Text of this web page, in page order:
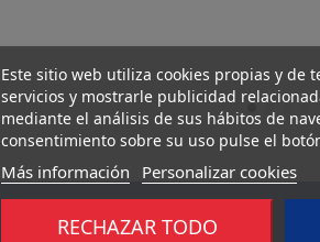
Este sitio web utiliza cookies propias y de
servicios y mostrarle publicidad
mediante el análisis de sus hábitos de
consentimiento sobre su uso pulse el
Más información Personalizar cookies
RECHAZAR TODO